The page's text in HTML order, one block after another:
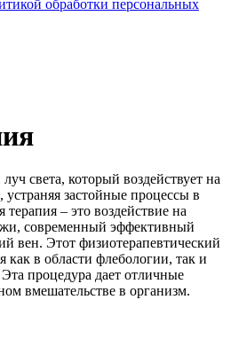
обработки персональных
света, который воздействует на
застойные процессы в
– это воздействие на
современный эффективный
вен. Этот физиотерапевтический
как в области флебологии, так и
процедура дает отличные
вмешательстве в организм.